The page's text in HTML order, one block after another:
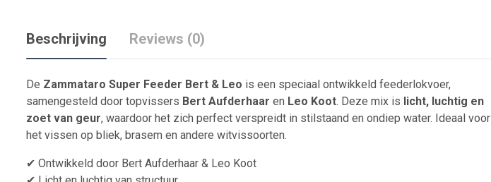
Beschrijving Reviews (0)
De Zammataro Super Feeder Bert & Leo is een speciaal ontwikkeld feederlokvoer,
samengesteld door topvissers Bert Aufderhaar en Leo Koot. Deze mix is licht, luchtig en
zoet van geur, waardoor het zich perfect verspreidt in stilstaand en ondiep water. Ideaal voor
het vissen op bliek, brasem en andere witvissoorten.
✔ Ontwikkeld door Bert Aufderhaar & Leo Koot